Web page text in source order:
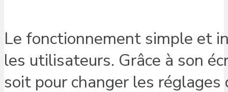
Le fonctionnement simple et
les utilisateurs. Grâce à son
soit pour changer les